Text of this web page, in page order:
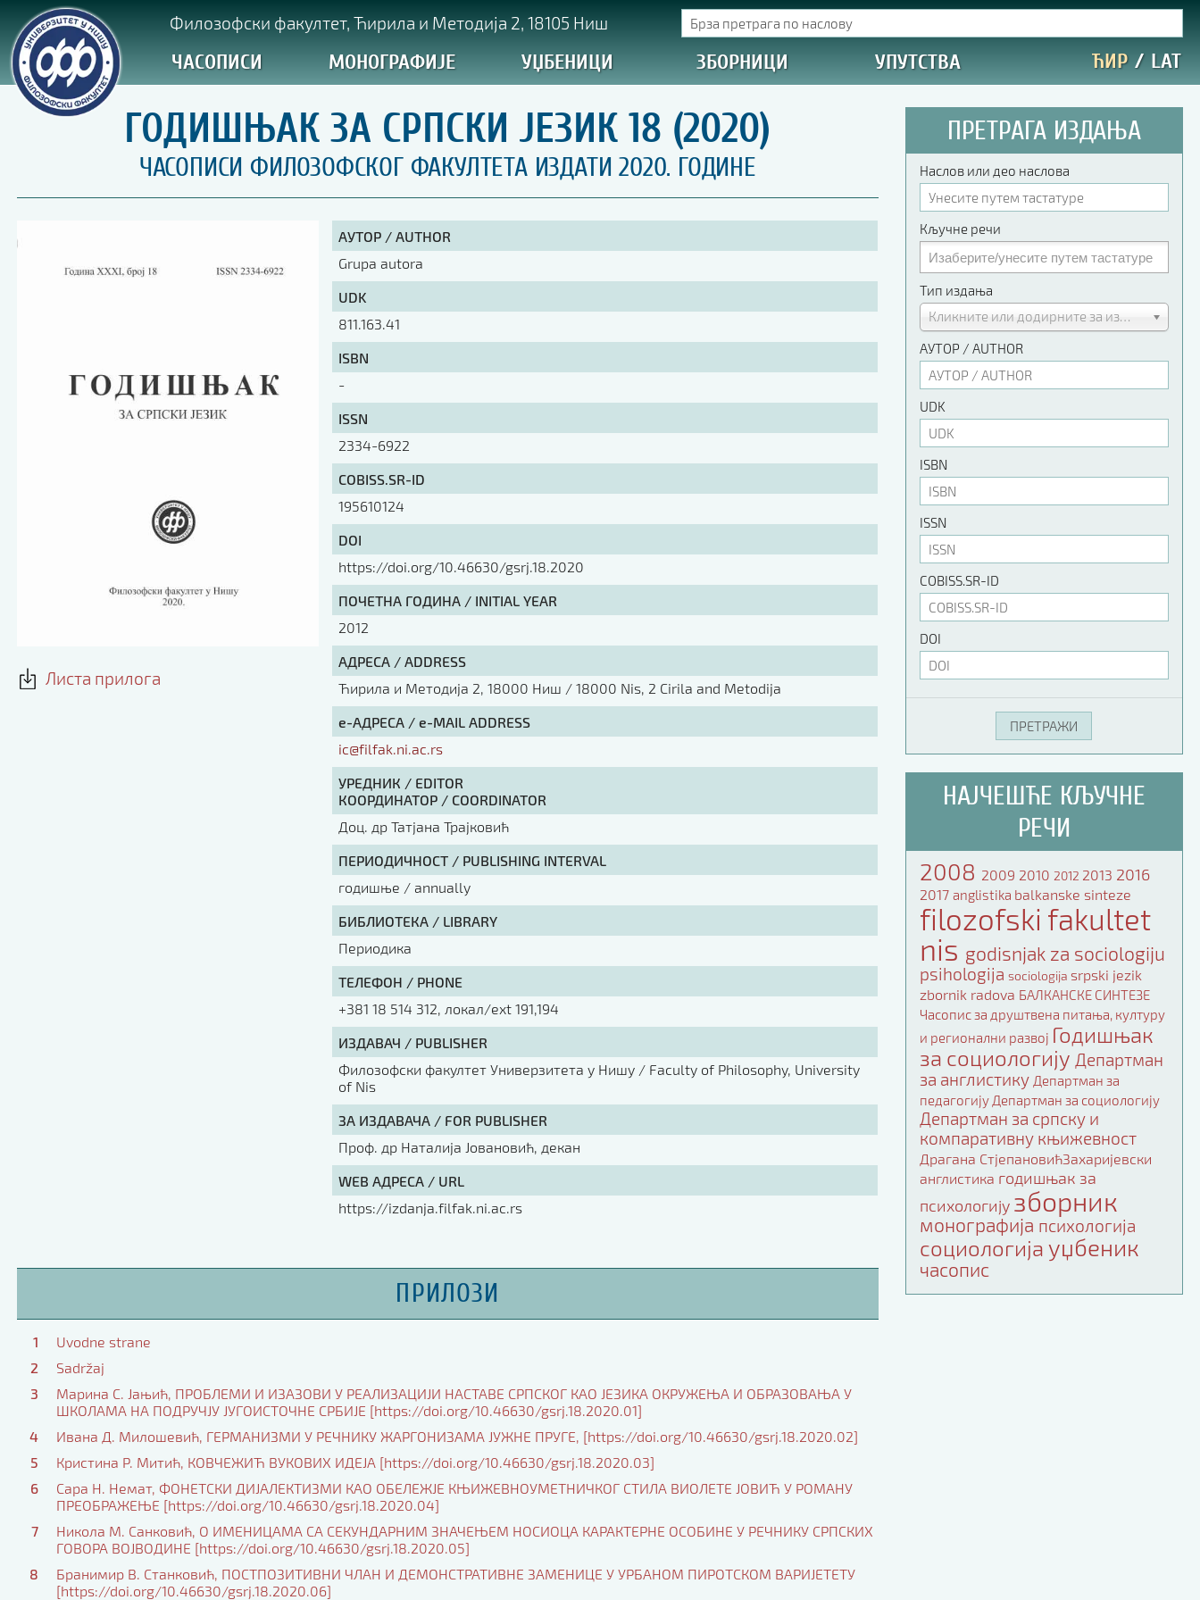
Филозофски факултет, Ћирила и Методија 2, 18105 Ниш
ЧАСОПИСИ МОНОГРАФИЈЕ УЏБЕНИЦИ ЗБОРНИЦИ УПУТСТВА ЋИР / LAT
ГОДИШЊАК ЗА СРПСКИ ЈЕЗИК 18 (2020)
ЧАСОПИСИ ФИЛОЗОФСКОГ ФАКУЛТЕТА ИЗДАТИ 2020. ГОДИНЕ
Листа прилога
АУТОР / AUTHOR
Grupa autora
UDK
811.163.41
ISBN
-
ISSN
2334-6922
COBISS.SR-ID
195610124
DOI
https://doi.org/10.46630/gsrj.18.2020
ПОЧЕТНА ГОДИНА / INITIAL YEAR
2012
АДРЕСА / ADDRESS
Ћирила и Методија 2, 18000 Ниш / 18000 Nis, 2 Cirila and Metodija
е-АДРЕСА / e-MAIL ADDRESS
ic@filfak.ni.ac.rs
УРЕДНИК / EDITOR
КООРДИНАТОР / COORDINATOR
Доц. др Татјана Трајковић
ПЕРИОДИЧНОСТ / PUBLISHING INTERVAL
годишње / annually
БИБЛИОТЕКА / LIBRARY
Периодика
ТЕЛЕФОН / PHONE
+381 18 514 312, локал/ext 191,194
ИЗДАВАЧ / PUBLISHER
Филозофски факултет Универзитета у Нишу / Faculty of Philosophy, University
of Nis
ЗА ИЗДАВАЧА / FOR PUBLISHER
Проф. др Наталија Јовановић, декан
WEB АДРЕСА / URL
https://izdanja.filfak.ni.ac.rs
ПРИЛОЗИ
1
Uvodne strane
2
Sadržaj
3
Марина С. Јањић, ПРОБЛЕМИ И ИЗАЗОВИ У РЕАЛИЗАЦИЈИ НАСТАВЕ СРПСКОГ КАО ЈЕЗИКА ОКРУЖЕЊА И ОБРАЗОВАЊА У
ШКОЛАМА НА ПОДРУЧЈУ ЈУГОИСТОЧНЕ СРБИЈЕ [https://doi.org/10.46630/gsrj.18.2020.01]
4
Ивана Д. Милошевић, ГЕРМАНИЗМИ У РЕЧНИКУ ЖАРГОНИЗАМА ЈУЖНЕ ПРУГЕ, [https://doi.org/10.46630/gsrj.18.2020.02]
5
Кристина Р. Митић, КОВЧЕЖИЋ ВУКОВИХ ИДЕЈА [https://doi.org/10.46630/gsrj.18.2020.03]
6
Сара Н. Немат, ФОНЕТСКИ ДИЈАЛЕКТИЗМИ КАО ОБЕЛЕЖЈЕ КЊИЖЕВНОУМЕТНИЧКОГ СТИЛА ВИОЛЕТЕ ЈОВИЋ У РОМАНУ
ПРЕОБРАЖЕЊЕ [https://doi.org/10.46630/gsrj.18.2020.04]
7
Никола М. Санковић, О ИМЕНИЦАМА СА СЕКУНДАРНИМ ЗНАЧЕЊЕМ НОСИОЦА КАРАКТЕРНЕ ОСОБИНЕ У РЕЧНИКУ СРПСКИХ
ГОВОРА ВОЈВОДИНЕ [https://doi.org/10.46630/gsrj.18.2020.05]
8
Бранимир В. Станковић, ПОСТПОЗИТИВНИ ЧЛАН И ДЕМОНСТРАТИВНЕ ЗАМЕНИЦЕ У УРБАНОМ ПИРОТСКОМ ВАРИЈЕТЕТУ
[https://doi.org/10.46630/gsrj.18.2020.06]
ПРЕТРАГА ИЗДАЊА
Наслов или део наслова
Кључне речи
Тип издања
Кликните или додирните за избор
АУТОР / AUTHOR
UDK
ISBN
ISSN
COBISS.SR-ID
DOI
НАЈЧЕШЋЕ КЉУЧНЕ
РЕЧИ
2008 2009 2010 2012 2013 2016
2017 anglistika balkanske sinteze
filozofski fakultet
nis godisnjak za sociologiju
psihologija sociologija srpski jezik
zbornik radova БАЛКАНСКЕ СИНТЕЗЕ
Часопис за друштвена питања, културу
и регионални развој Годишњак
за социологију Департман
за англистику Департман за
педагогију Департман за социологију
Департман за српску и
компаративну књижевност
Драгана СтјепановићЗахаријевски
англистика годишњак за
психологију зборник
монографија психологија
социологија уџбеник
часопис